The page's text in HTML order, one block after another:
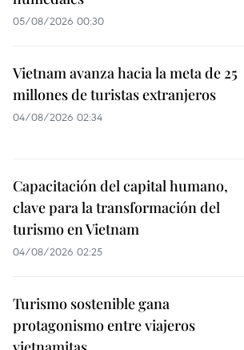
05/08/2026 00:30
Vietnam avanza hacia la meta de 25
millones de turistas extranjeros
04/08/2026 02:34
Capacitación del capital humano,
clave para la transformación del
turismo en Vietnam
04/08/2026 02:25
Turismo sostenible gana
protagonismo entre viajeros